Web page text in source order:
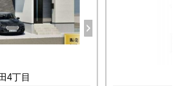
4丁目